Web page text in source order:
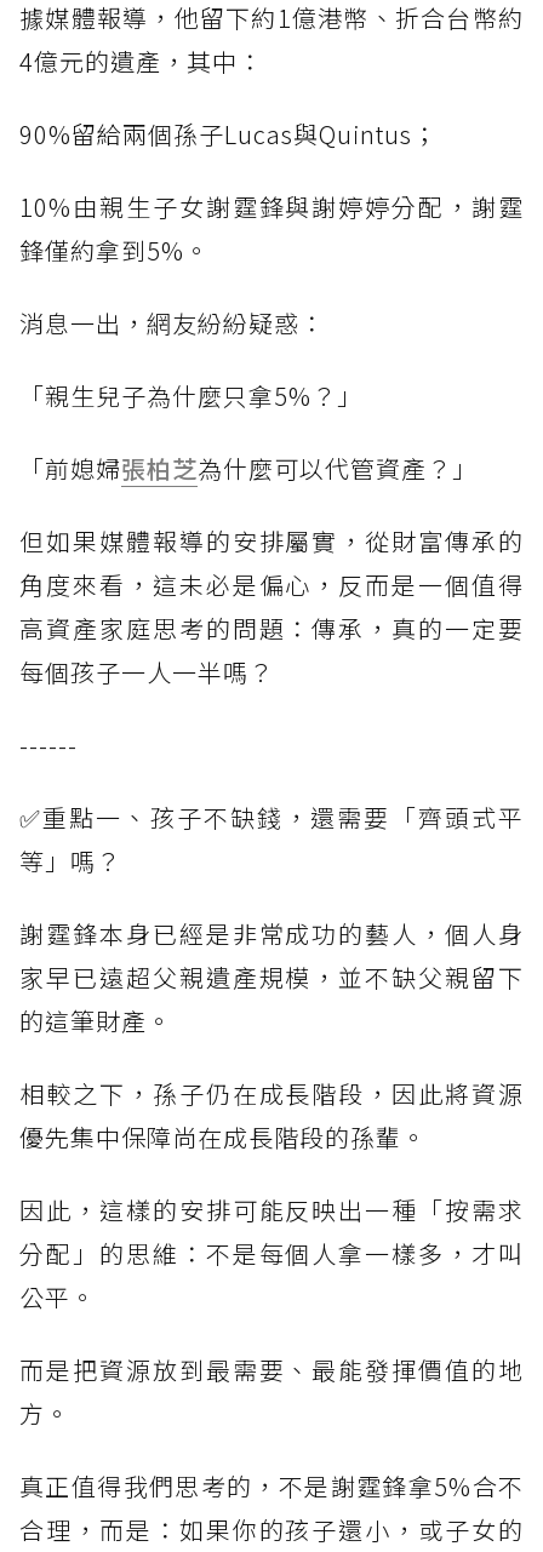
據媒體報導，他留下約1億港幣、折合台幣約
4億元的遺產，其中：
90%留給兩個孫子Lucas與Quintus；
10%由親生子女謝霆鋒與謝婷婷分配，謝霆
鋒僅約拿到5%。
消息一出，網友紛紛疑惑：
「親生兒子為什麼只拿5%？」
「前媳婦張柏芝為什麼可以代管資產？」
但如果媒體報導的安排屬實，從財富傳承的
角度來看，這未必是偏心，反而是一個值得
高資產家庭思考的問題：傳承，真的一定要
每個孩子一人一半嗎？
------
✅重點一、孩子不缺錢，還需要「齊頭式平
等」嗎？
謝霆鋒本身已經是非常成功的藝人，個人身
家早已遠超父親遺產規模，並不缺父親留下
的這筆財產。
相較之下，孫子仍在成長階段，因此將資源
優先集中保障尚在成長階段的孫輩。
因此，這樣的安排可能反映出一種「按需求
分配」的思維：不是每個人拿一樣多，才叫
公平。
而是把資源放到最需要、最能發揮價值的地
方。
真正值得我們思考的，不是謝霆鋒拿5%合不
合理，而是：如果你的孩子還小，或子女的